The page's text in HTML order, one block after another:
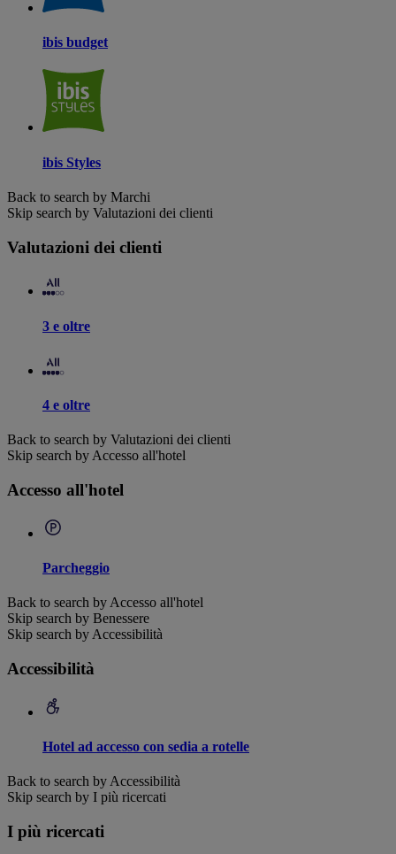
ibis budget
ibis Styles
Back to search by Marchi
Skip search by Valutazioni dei clienti
Valutazioni dei clienti
3 e oltre
4 e oltre
Back to search by Valutazioni dei clienti
Skip search by Accesso all'hotel
Accesso all'hotel
Parcheggio
Back to search by Accesso all'hotel
Skip search by Benessere
Skip search by Accessibilità
Accessibilità
Hotel ad accesso con sedia a rotelle
Back to search by Accessibilità
Skip search by I più ricercati
I più ricercati